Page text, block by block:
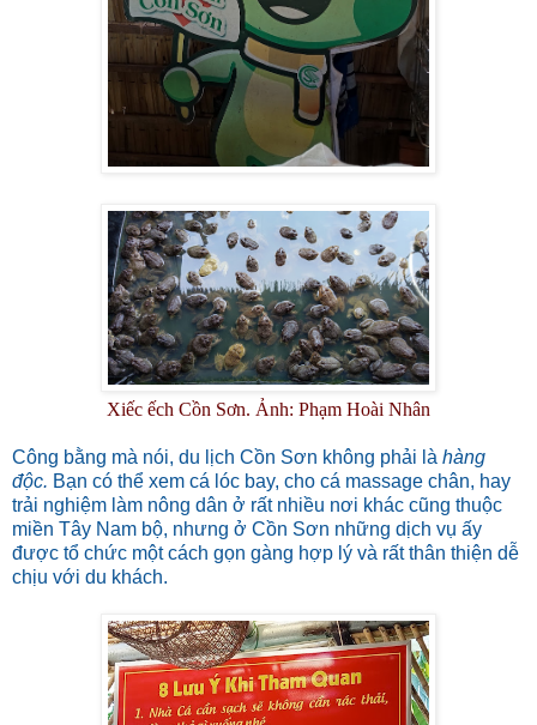
Xiếc ếch Cồn Sơn. Ảnh: Phạm Hoài Nhân
Công bằng mà nói, du lịch Cồn Sơn không phải là hàng
độc. Bạn có thể xem cá lóc bay, cho cá massage chân, hay
trải nghiệm làm nông dân ở rất nhiều nơi khác cũng thuộc
miền Tây Nam bộ, nhưng ở Cồn Sơn những dịch vụ ấy
được tổ chức một cách gọn gàng hợp lý và rất thân thiện dễ
chịu với du khách.